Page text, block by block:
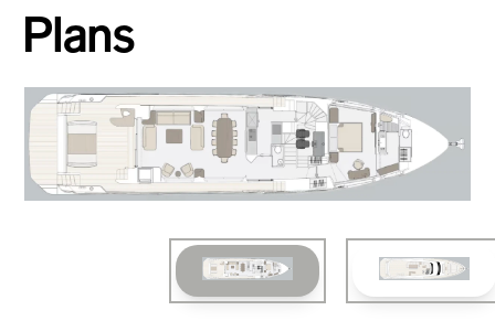
Plans